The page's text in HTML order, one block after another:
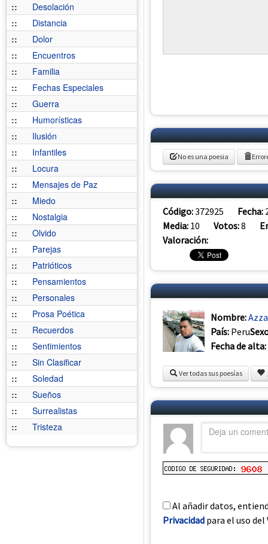
::
Desolación
::
Distancia
::
Dolor
::
Encuentros
::
Familia
::
Fechas Especiales
::
Guerra
::
Humorísticas
::
Ilusión
::
Infantiles
::
Locura
::
Mensajes de Paz
::
Miedo
::
Nostalgia
::
Olvido
::
Parejas
::
Patrióticos
::
Pensamientos
::
Personales
::
Prosa Poética
::
Recuerdos
::
Sentimientos
::
Sin Clasificar
::
Soledad
::
Sueños
::
Surrealistas
::
Tristeza
No es una poesia
Código:372925 Fecha:
Media: 10 Votos:8
Valoración:
Nombre:
País: Peru
Fecha de alta:
Ver todas sus poesías
Al añadir datos,
Privacidad para el uso del